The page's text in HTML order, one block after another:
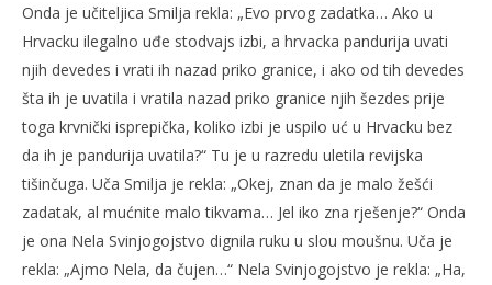
Onda je učiteljica Smilja rekla: „Evo prvog zadatka… Ako u
Hrvacku ilegalno uđe stodvajs izbi, a hrvacka pandurija uvati
njih devedes i vrati ih nazad priko granice, i ako od tih devedes
šta ih je uvatila i vratila nazad priko granice njih šezdes prije
toga krvnički isprepička, koliko izbi je uspilo uć u Hrvacku bez
da ih je pandurija uvatila?“ Tu je u razredu uletila revijska
tišinčuga. Uča Smilja je rekla: „Okej, znan da je malo žešći
zadatak, al mućnite malo tikvama… Jel iko zna rješenje?“ Onda
je ona Nela Svinjogojstvo dignila ruku u slou moušnu. Uča je
rekla: „Ajmo Nela, da čujen…“ Nela Svinjogojstvo je rekla: „Ha,